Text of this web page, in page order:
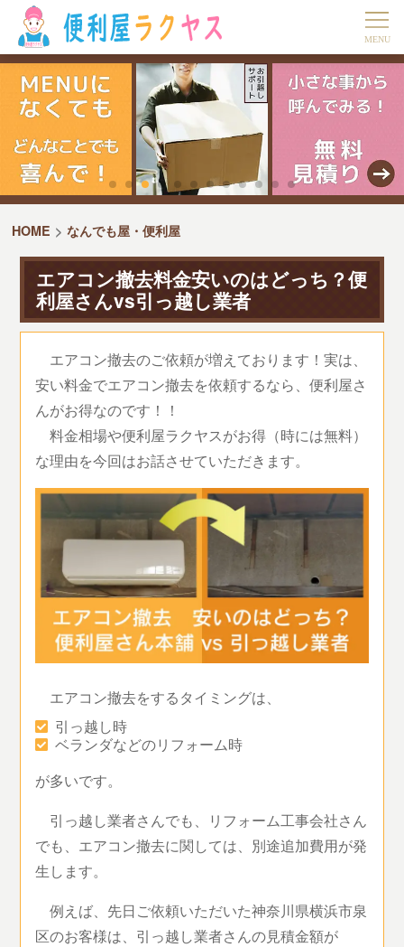
HOME なんでも屋・便利屋
エアコン撤去料金安いのはどっち？便
利屋さんvs引っ越し業者
エアコン撤去のご依頼が増えております！実は、
安い料金でエアコン撤去を依頼するなら、便利屋さ
んがお得なのです！！
料金相場や便利屋ラクヤスがお得（時には無料）
な理由を今回はお話させていただきます。
エアコン撤去をするタイミングは、
引っ越し時
ベランダなどのリフォーム時
が多いです。
引っ越し業者さんでも、リフォーム工事会社さん
でも、エアコン撤去に関しては、別途追加費用が発
生します。
例えば、先日ご依頼いただいた神奈川県横浜市泉
区のお客様は、引っ越し業者さんの見積金額が